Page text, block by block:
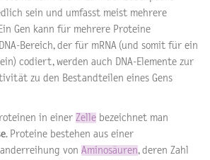
sein und umfasst meist mehrere
Gen kann für mehrere Proteine
Bereich, der für mRNA (und somit für ein
codiert, werden auch DNA-Elemente zur
zu den Bestandteilen eines Gens
in einer Zelle bezeichnet man
. Proteine bestehen aus einer
von Aminosäuren, deren Zahl